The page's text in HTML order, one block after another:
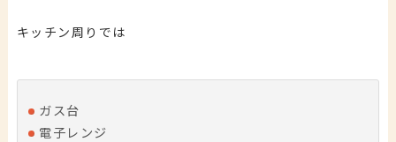
キッチン周りでは
ガス台
電子レンジ